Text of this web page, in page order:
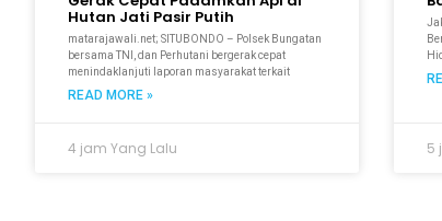
Hutan Jati Pasir Putih
matarajawali.net; SITUBONDO – Polsek Bungatan
bersama TNI, dan Perhutani bergerak cepat
menindaklanjuti laporan masyarakat terkait
READ MORE »
4 jam Yang Lalu 5